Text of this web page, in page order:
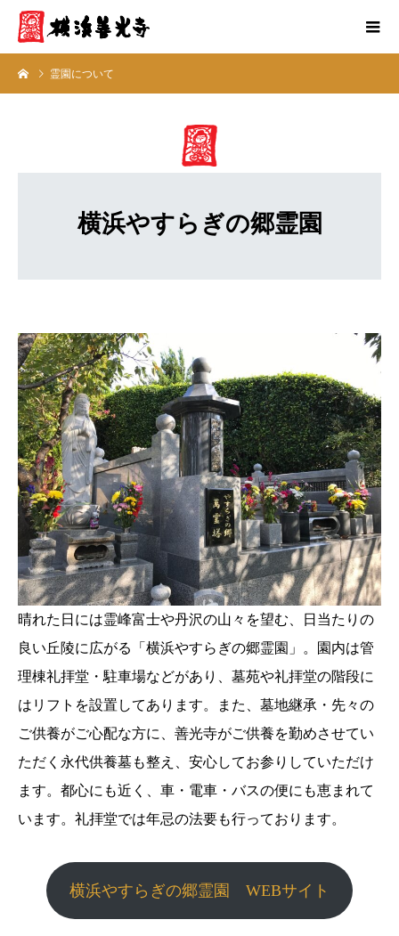
霊園について
横浜やすらぎの郷霊園
晴れた日には霊峰富士や丹沢の山々を望む、日当たりの
良い丘陵に広がる「横浜やすらぎの郷霊園」。園内は管
理棟礼拝堂・駐車場などがあり、墓苑や礼拝堂の階段に
はリフトを設置してあります。また、墓地継承・先々の
ご供養がご心配な方に、善光寺がご供養を勤めさせてい
ただく永代供養墓も整え、安心してお参りしていただけ
ます。都心にも近く、車・電車・バスの便にも恵まれて
います。礼拝堂では年忌の法要も行っております。
横浜やすらぎの郷霊園 WEBサイト